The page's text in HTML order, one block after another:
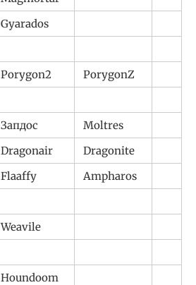
Gyarados
Porygon2
PorygonZ
Запдос
Moltres
Dragonair
Dragonite
Flaaffy
Ampharos
Weavile
Houndoom